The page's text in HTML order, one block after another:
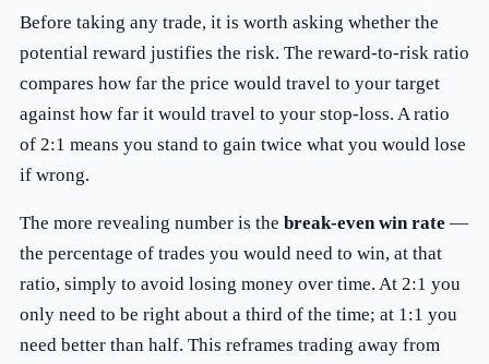
Before taking any trade, it is worth asking whether the
potential reward justifies the risk. The reward-to-risk ratio
compares how far the price would travel to your target
against how far it would travel to your stop-loss. A ratio
of 2:1 means you stand to gain twice what you would lose
if wrong.
The more revealing number is the break-even win rate —
the percentage of trades you would need to win, at that
ratio, simply to avoid losing money over time. At 2:1 you
only need to be right about a third of the time; at 1:1 you
need better than half. This reframes trading away from